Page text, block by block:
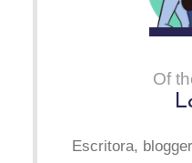
Of
Escritora,